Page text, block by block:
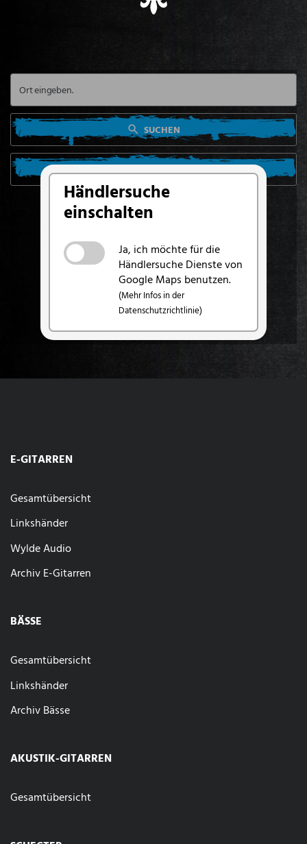
Händlersuche
einschalten
Ja, ich möchte für die
Händlersuche Dienste von
Google Maps benutzen.
(Mehr Infos in der
Datenschutzrichtlinie)
SUCHEN
SUCHE VON MEINEM STANDORT AUS
E-GITARREN
Gesamtübersicht
Linkshänder
Wylde Audio
Archiv E-Gitarren
BÄSSE
Gesamtübersicht
Linkshänder
Archiv Bässe
AKUSTIK-GITARREN
Gesamtübersicht